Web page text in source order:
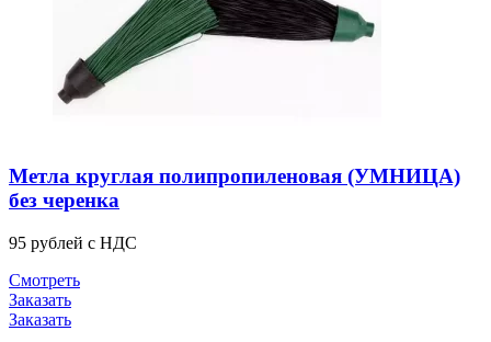
Метла круглая полипропиленовая (УМНИЦА)
без черенка
95 рублей с НДС
Смотреть
Заказать
Заказать